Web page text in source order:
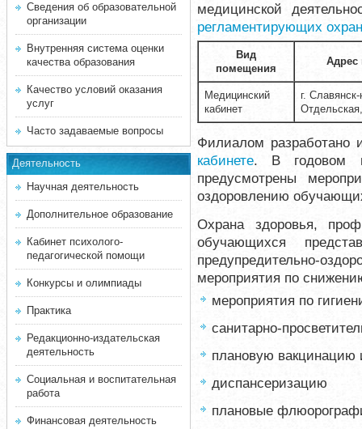
Сведения об образовательной
организации
Внутренняя система оценки
качества образования
Качество условий оказания
услуг
Часто задаваемые вопросы
Деятельность
Научная деятельность
Дополнительное образование
Кабинет психолого-
педагогической помощи
Конкурсы и олимпиады
Практика
Редакционно-издательская
деятельность
Социальная и воспитательная
работа
Финансовая деятельность
медицинской
регламентирующих
Вид
помещения
Адрес
Медицинский
кабинет
г.
Филиалом разработано
кабинете. В годовом
предусмотрены
оздоровлению
Охрана здоровья,
обучающихся
предупредительно-
мероприятия по
мероприятия по
санитарно-
плановую вакцинацию
диспансеризацию
плановые